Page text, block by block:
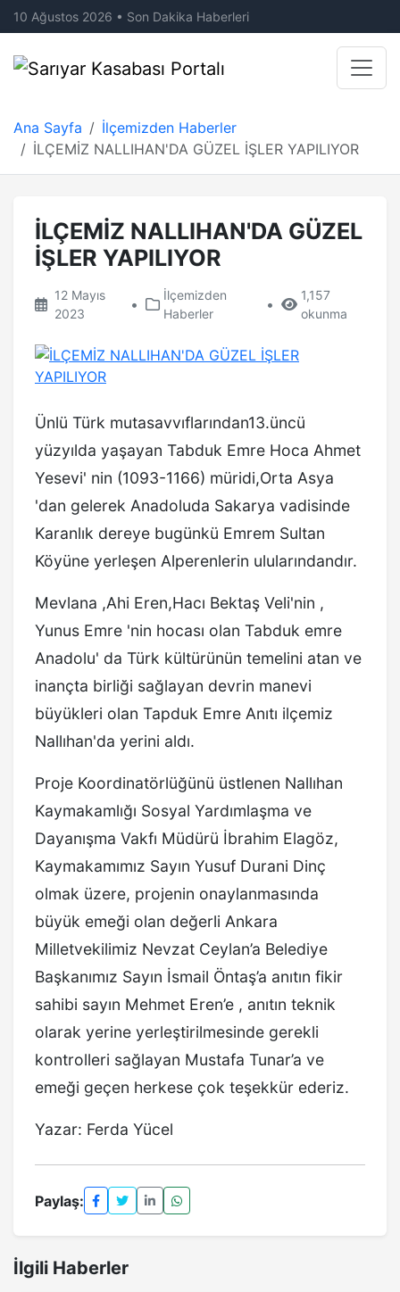
10 Ağustos 2026 • Son Dakika Haberleri
Ana Sayfa
İlçemizden Haberler
İLÇEMİZ NALLIHAN'DA GÜZEL İŞLER YAPILIYOR
İLÇEMİZ NALLIHAN'DA GÜZEL
İŞLER YAPILIYOR
12 Mayıs
2023
•
İlçemizden
Haberler
•
1,157
okunma
Ünlü Türk mutasavvıflarından13.üncü
yüzyılda yaşayan Tabduk Emre Hoca Ahmet
Yesevi' nin (1093-1166) müridi,Orta Asya
'dan gelerek Anadoluda Sakarya vadisinde
Karanlık dereye bugünkü Emrem Sultan
Köyüne yerleşen Alperenlerin ulularındandır.
Mevlana ,Ahi Eren,Hacı Bektaş Veli'nin ,
Yunus Emre 'nin hocası olan Tabduk emre
Anadolu' da Türk kültürünün temelini atan ve
inançta birliği sağlayan devrin manevi
büyükleri olan Tapduk Emre Anıtı ilçemiz
Nallıhan'da yerini aldı.
Proje Koordinatörlüğünü üstlenen Nallıhan
Kaymakamlığı Sosyal Yardımlaşma ve
Dayanışma Vakfı Müdürü İbrahim Elagöz,
Kaymakamımız Sayın Yusuf Durani Dinç
olmak üzere, projenin onaylanmasında
büyük emeği olan değerli Ankara
Milletvekilimiz Nevzat Ceylan’a Belediye
Başkanımız Sayın İsmail Öntaş’a anıtın fikir
sahibi sayın Mehmet Eren’e , anıtın teknik
olarak yerine yerleştirilmesinde gerekli
kontrolleri sağlayan Mustafa Tunar’a ve
emeği geçen herkese çok teşekkür ederiz.
Yazar: Ferda Yücel
Paylaş:
İlgili Haberler